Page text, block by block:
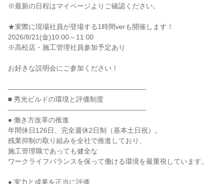
※最新の日程はマイページよりご確認ください。
★実際に現場社員が登場する1時間verも開催します！
2026/8/21(金)10:00～11:00
※高松店・施工管理社員参加予定あり
お好きな説明会にご参加ください！
――――――――――――――――――――
■ 秀光ビルドの環境と評価制度
――――――――――――――――――――
● 働き方改革の推進
年間休日126日、完全週休2日制（基本土日祝）。
残業抑制の取り組みを全社で推進しており、
施工管理職であっても健全な
ワークライフバランスを保って働ける環境を最重視しています。
● 実力と成果を正当に評価